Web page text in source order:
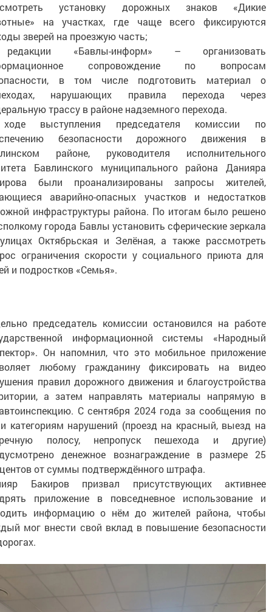
установку дорожных знаков «Дикие
на участках, где чаще всего фиксируются
зверей на проезжую часть;
«Бавлы-информ» – организовать
сопровождение по вопросам
в том числе подготовить материал о
нарушающих правила перехода через
трассу в районе надземного перехода.
выступления председателя комиссии по
безопасности дорожного движения в
районе, руководителя исполнительного
Бавлинского муниципального района Данияра
были проанализированы запросы жителей,
аварийно-опасных участков и недостатков
инфраструктуры района. По итогам было решено
города Бавлы установить сферические зеркала
Октябрьская и Зелёная, а также рассмотреть
ограничения скорости у социального приюта для
и подростков «Семья».
председатель комиссии остановился на работе
информационной системы «Народный
Он напомнил, что это мобильное приложение
любому гражданину фиксировать на видео
правил дорожного движения и благоустройства
а затем направлять материалы напрямую в
С сентября 2024 года за сообщения по
категориям нарушений (проезд на красный, выезд на
полосу, непропуск пешехода и другие)
денежное вознаграждение в размере 25
от суммы подтверждённого штрафа.
Бакиров призвал присутствующих активнее
приложение в повседневное использование и
информацию о нём до жителей района, чтобы
мог внести свой вклад в повышение безопасности